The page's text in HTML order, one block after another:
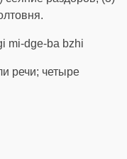
mi-dge-ba bzhi
речи; четыре